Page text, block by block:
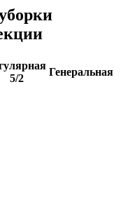
5/2
Генеральная